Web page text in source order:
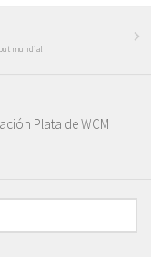
mundial
Plata de WCM